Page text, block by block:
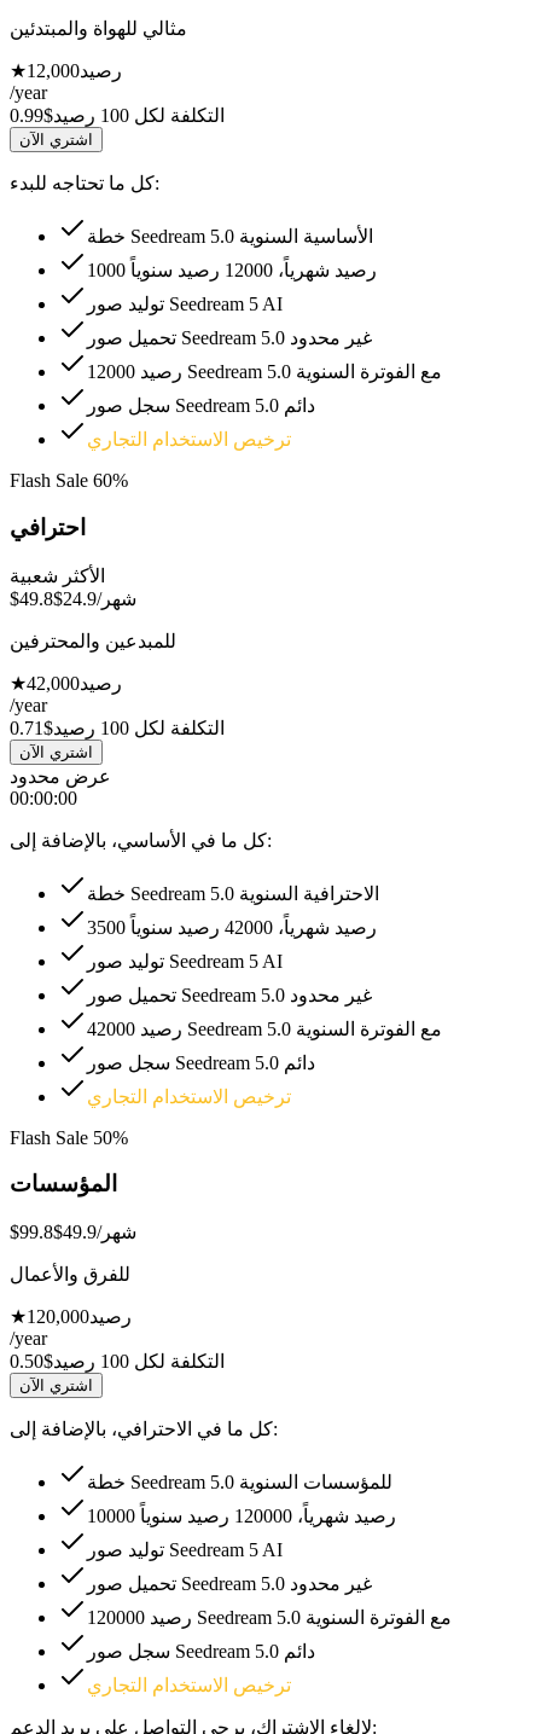
مثالي للهواة والمبتدئين
★12,000رصيد
/year
التكلفة لكل 100 رصيد
$0.99
اشتري الآن
كل ما تحتاجه للبدء:
خطة Seedream 5.0 الأساسية السنوية
1000 رصيد شهرياً، 12000 رصيد سنوياً
توليد صور Seedream 5 AI
تحميل صور Seedream 5.0 غير محدود
12000 رصيد Seedream 5.0 مع الفوترة السنوية
سجل صور Seedream 5.0 دائم
ترخيص الاستخدام التجاري
Flash Sale 60%
احترافي
الأكثر شعبية
$49.8$24.9 /شهر
للمبدعين والمحترفين
★42,000رصيد
/year
التكلفة لكل 100 رصيد
$0.71
اشتري الآن
عرض محدود
00:00:00
كل ما في الأساسي، بالإضافة إلى:
خطة Seedream 5.0 الاحترافية السنوية
3500 رصيد شهرياً، 42000 رصيد سنوياً
توليد صور Seedream 5 AI
تحميل صور Seedream 5.0 غير محدود
42000 رصيد Seedream 5.0 مع الفوترة السنوية
سجل صور Seedream 5.0 دائم
ترخيص الاستخدام التجاري
Flash Sale 50%
المؤسسات
$99.8$49.9 /شهر
للفرق والأعمال
★120,000رصيد
/year
التكلفة لكل 100 رصيد
$0.50
اشتري الآن
كل ما في الاحترافي، بالإضافة إلى:
خطة Seedream 5.0 للمؤسسات السنوية
10000 رصيد شهرياً، 120000 رصيد سنوياً
توليد صور Seedream 5 AI
تحميل صور Seedream 5.0 غير محدود
120000 رصيد Seedream 5.0 مع الفوترة السنوية
سجل صور Seedream 5.0 دائم
ترخيص الاستخدام التجاري
لإلغاء الاشتراك، يرجى التواصل على بريد الدعم: